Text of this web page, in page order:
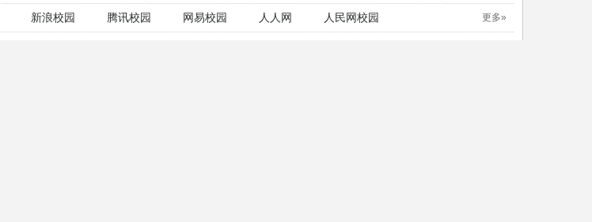
新浪校园 腾讯校园 网易校园 人人网 人民网校园 更多»